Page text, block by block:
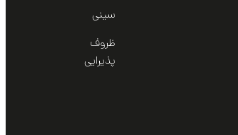
سینی‌
ظروف
پذیرایی